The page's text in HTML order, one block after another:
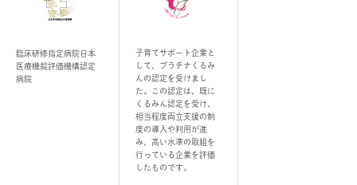
臨床研修指定病院 日本
医療機能評価機構認定
病院
子育てサポート企業と
して、プラチナくるみ
んの認定を受けまし
た。この認定は、既に
くるみん認定を受け、
相当程度両立支援の制
度の導入や利用が進
み、高い水準の取組を
行っている企業を評価
したものです。